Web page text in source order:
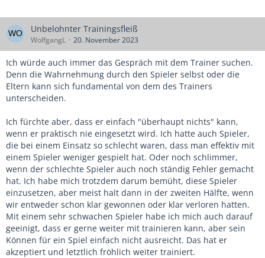
Unbelohnter Trainingsfleiß
WolfgangL 20. November 2023
Ich würde auch immer das Gespräch mit dem Trainer suchen.
Denn die Wahrnehmung durch den Spieler selbst oder die
Eltern kann sich fundamental von dem des Trainers
unterscheiden.
Ich fürchte aber, dass er einfach "überhaupt nichts" kann,
wenn er praktisch nie eingesetzt wird. Ich hatte auch Spieler,
die bei einem Einsatz so schlecht waren, dass man effektiv mit
einem Spieler weniger gespielt hat. Oder noch schlimmer,
wenn der schlechte Spieler auch noch ständig Fehler gemacht
hat. Ich habe mich trotzdem darum bemüht, diese Spieler
einzusetzen, aber meist halt dann in der zweiten Hälfte, wenn
wir entweder schon klar gewonnen oder klar verloren hatten.
Mit einem sehr schwachen Spieler habe ich mich auch darauf
geeinigt, dass er gerne weiter mit trainieren kann, aber sein
Können für ein Spiel einfach nicht ausreicht. Das hat er
akzeptiert und letztlich fröhlich weiter trainiert.